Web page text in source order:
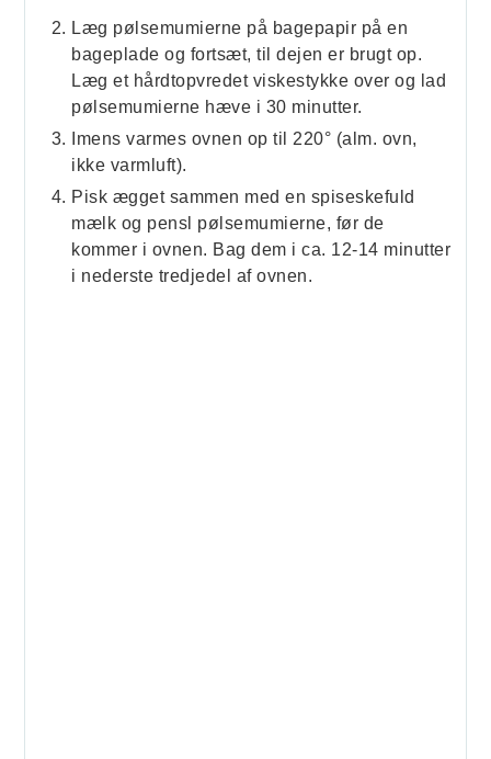
Læg pølsemumierne på bagepapir på en
bageplade og fortsæt, til dejen er brugt op.
Læg et hårdtopvredet viskestykke over og lad
pølsemumierne hæve i 30 minutter.
Imens varmes ovnen op til 220° (alm. ovn,
ikke varmluft).
Pisk ægget sammen med en spiseskefuld
mælk og pensl pølsemumierne, før de
kommer i ovnen. Bag dem i ca. 12-14 minutter
i nederste tredjedel af ovnen.